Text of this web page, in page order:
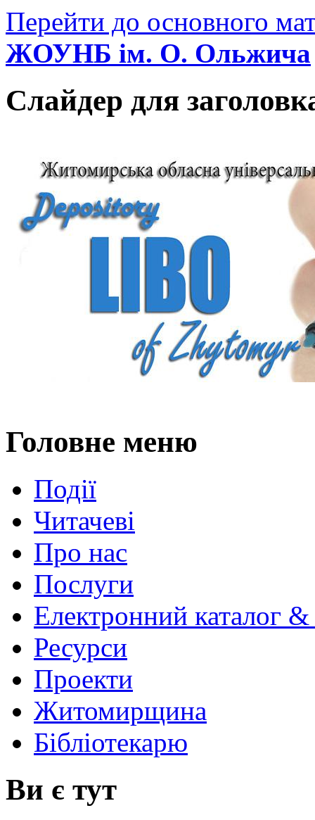
Перейти до основного
ЖОУНБ ім. О. Ольжича
Слайдер для
Головне меню
Події
Читачеві
Про нас
Послуги
Електронний каталог
Ресурси
Проекти
Житомирщина
Бібліотекарю
Ви є тут